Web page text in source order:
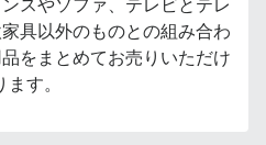
スやソファ、テレビとテレ
具以外のものとの組み合わ
をまとめてお売りいただけ
す。